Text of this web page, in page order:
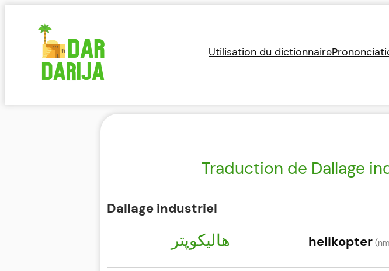
contenu
Utilisation du dictionnaire
Traduction de Dallage
Dallage industriel
هاليكوپتر helikopter